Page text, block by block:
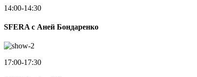
14:00-14:30
SFERA с Аней Бондаренко
17:00-17:30